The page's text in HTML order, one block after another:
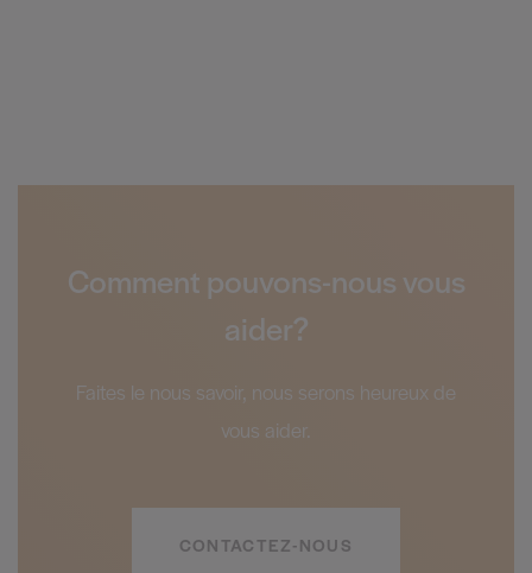
Comment pouvons-nous vous
aider?
Faites le nous savoir, nous serons heureux de
vous aider.
CONTACTEZ-NOUS